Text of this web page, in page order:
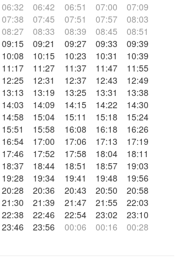
06:32 06:42 06:51 07:00
07:09
07:38 07:45 07:51 07:57
08:03
08:27 08:33 08:39 08:45
08:51
09:15 09:21 09:27 09:33
09:39
10:08 10:15 10:23 10:31
10:39
11:17 11:27 11:37 11:47
11:55
12:25 12:31 12:37 12:43
12:49
13:13 13:19 13:25 13:31
13:38
14:03 14:09 14:15 14:22
14:30
14:58 15:04 15:11 15:18
15:24
15:51 15:58 16:08 16:18
16:26
16:54 17:00 17:06 17:13
17:19
17:46 17:52 17:58 18:04
18:11
18:37 18:44 18:51 18:57
19:03
19:28 19:34 19:41 19:48
19:56
20:28 20:36 20:43 20:50
20:58
21:30 21:39 21:47 21:55
22:03
22:38 22:46 22:54 23:02
23:10
23:46 23:56 00:06 00:16
00:28